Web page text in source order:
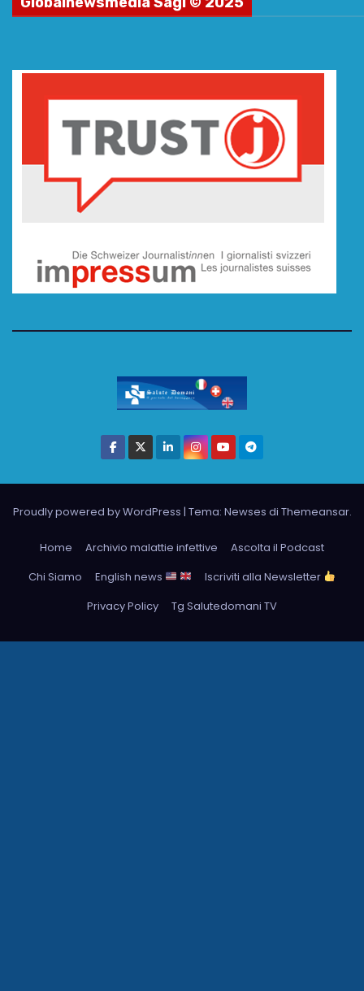
Proudly powered by WordPress | Tema: Newses di Themeansar.
Home Archivio malattie infettive
Ascolta il Podcast
Chi Siamo
English news
Iscriviti alla Newsletter
Privacy Policy
Tg Salutedomani TV